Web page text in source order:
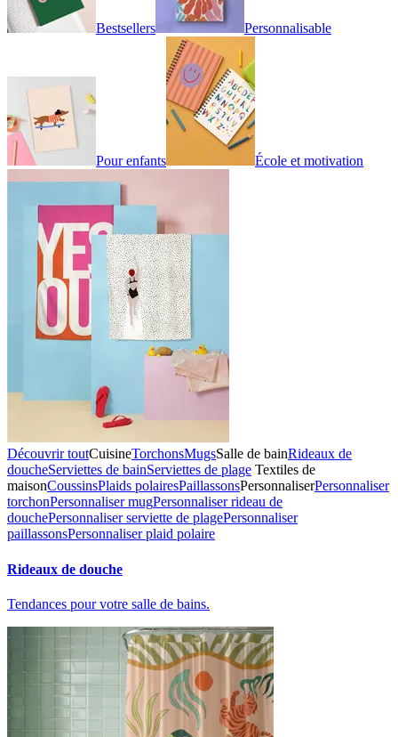
Bestsellers Personnalisable
Pour enfants École et motivation
Découvrir toutCuisineTorchonsMugsSalle de bainRideaux de
doucheServiettes de bainServiettes de plage Textiles de
maisonCoussinsPlaids polairesPaillassonsPersonnaliserPersonnaliser
torchonPersonnaliser mugPersonnaliser rideau de
douchePersonnaliser serviette de plagePersonnaliser
paillassonsPersonnaliser plaid polaire
Rideaux de douche
Tendances pour votre salle de bains.